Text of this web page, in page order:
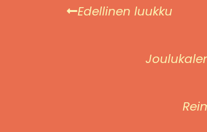
Edellinen luukku